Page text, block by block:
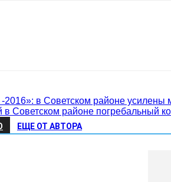
2016»: в Советском районе усилены
Советском районе погребальный
ЕЩЕ ОТ АВТОРА